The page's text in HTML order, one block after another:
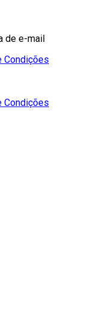
de e-mail
Condições
Condições